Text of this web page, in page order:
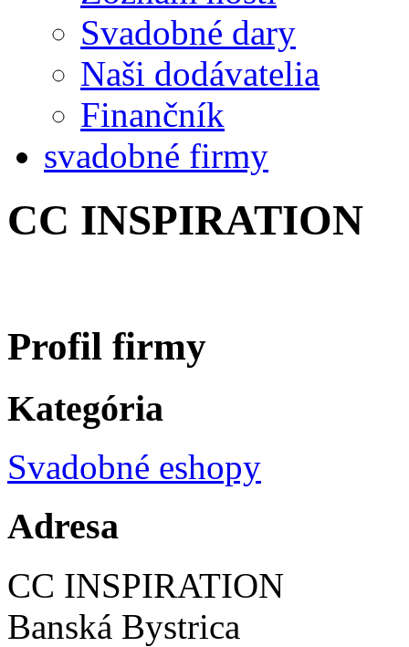
Svadobné dary
Naši dodávatelia
Finančník
svadobné firmy
CC INSPIRATION
Profil firmy
Kategória
Svadobné eshopy
Adresa
CC INSPIRATION
Banská Bystrica